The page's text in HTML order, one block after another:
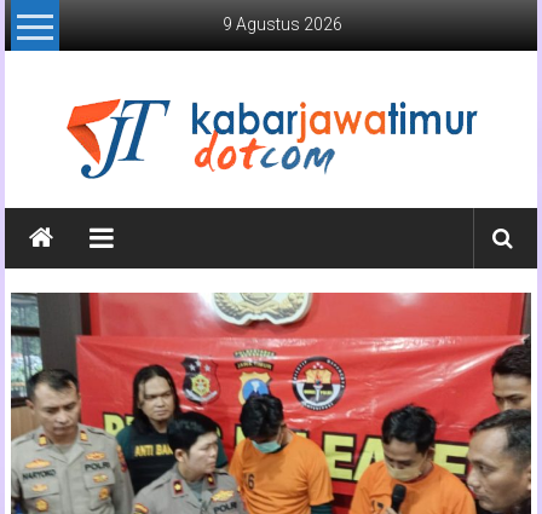
Lompat
ke
9 Agustus 2026
Kabar
Jawa
Timur
Media
Online
Jawa
Timur